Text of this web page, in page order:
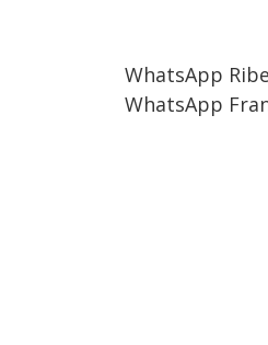
WhatsApp
WhatsApp